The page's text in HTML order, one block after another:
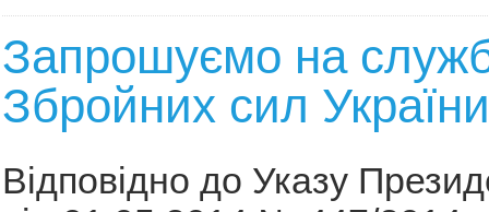
Запрошуємо на
Збройних сил України
Відповідно до Указу